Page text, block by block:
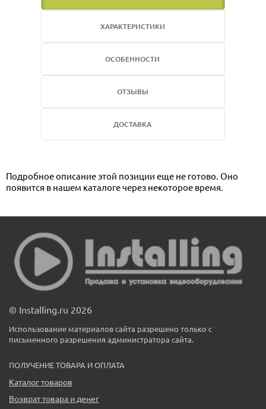
ХАРАКТЕРИСТИКИ
ОСОБЕННОСТИ
ОТЗЫВЫ
ДОСТАВКА
Подробное описание этой позиции еще не готово. Оно
появится в нашем каталоге через некоторое время.
© Installing.ru 2026
Использование материалов сайта разрешено только с
письменного разрешения администратора сайта.
ПОЛУЧЕНИЕ ТОВАРА И ОПЛАТА
Каталог товаров
Возврат товара и денег